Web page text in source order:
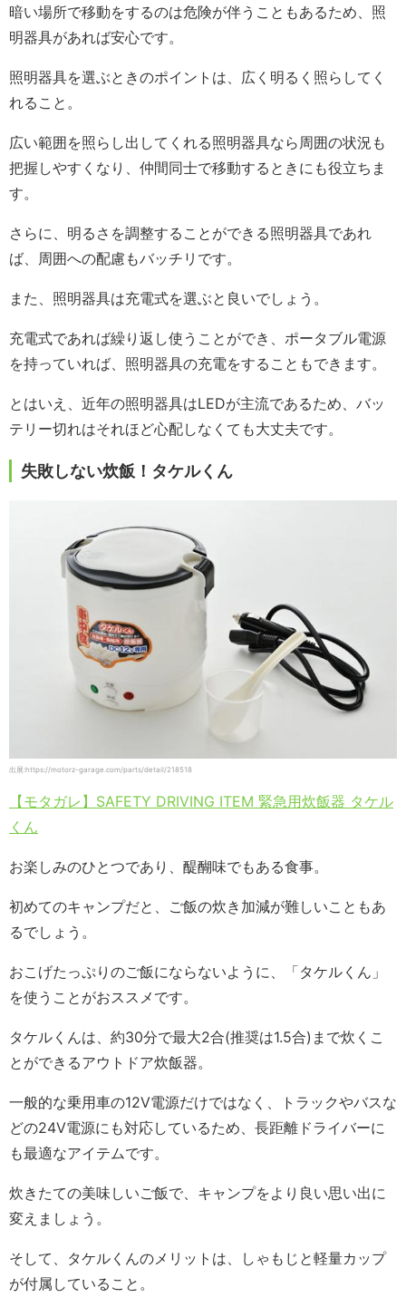
暗い場所で移動をするのは危険が伴うこともあるため、照
明器具があれば安心です。
照明器具を選ぶときのポイントは、広く明るく照らしてく
れること。
広い範囲を照らし出してくれる照明器具なら周囲の状況も
把握しやすくなり、仲間同士で移動するときにも役立ちま
す。
さらに、明るさを調整することができる照明器具であれ
ば、周囲への配慮もバッチリです。
また、照明器具は充電式を選ぶと良いでしょう。
充電式であれば繰り返し使うことができ、ポータブル電源
を持っていれば、照明器具の充電をすることもできます。
とはいえ、近年の照明器具はLEDが主流であるため、バッ
テリー切れはそれほど心配しなくても大丈夫です。
失敗しない炊飯！タケルくん
出展:https://motorz-garage.com/parts/detail/218518
【モタガレ】SAFETY DRIVING ITEM 緊急用炊飯器 タケル
くん
お楽しみのひとつであり、醍醐味でもある食事。
初めてのキャンプだと、ご飯の炊き加減が難しいこともあ
るでしょう。
おこげたっぷりのご飯にならないように、「タケルくん」
を使うことがおススメです。
タケルくんは、約30分で最大2合(推奨は1.5合)まで炊くこ
とができるアウトドア炊飯器。
一般的な乗用車の12V電源だけではなく、トラックやバスな
どの24V電源にも対応しているため、長距離ドライバーに
も最適なアイテムです。
炊きたての美味しいご飯で、キャンプをより良い思い出に
変えましょう。
そして、タケルくんのメリットは、しゃもじと軽量カップ
が付属していること。